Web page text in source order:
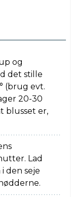
og
det stille
(brug evt.
20-30
blusset er,
Lad
den seje